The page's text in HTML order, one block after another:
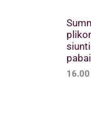
16.00